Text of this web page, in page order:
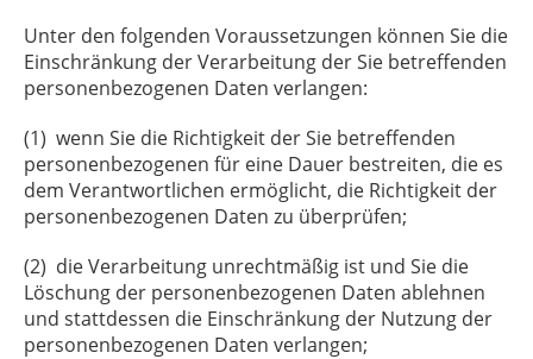
Unter den folgenden Voraussetzungen können Sie die
Einschränkung der Verarbeitung der Sie betreffenden
personenbezogenen Daten verlangen:
(1) wenn Sie die Richtigkeit der Sie betreffenden
personenbezogenen für eine Dauer bestreiten, die es
dem Verantwortlichen ermöglicht, die Richtigkeit der
personenbezogenen Daten zu überprüfen;
(2) die Verarbeitung unrechtmäßig ist und Sie die
Löschung der personenbezogenen Daten ablehnen
und stattdessen die Einschränkung der Nutzung der
personenbezogenen Daten verlangen;